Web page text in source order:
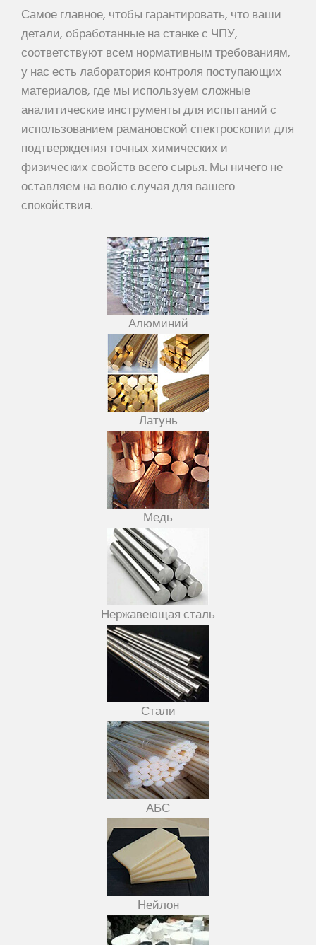
Самое главное, чтобы гарантировать, что ваши
детали, обработанные на станке с ЧПУ,
соответствуют всем нормативным требованиям,
у нас есть лаборатория контроля поступающих
материалов, где мы используем сложные
аналитические инструменты для испытаний с
использованием рамановской спектроскопии для
подтверждения точных химических и
физических свойств всего сырья. Мы ничего не
оставляем на волю случая для вашего
спокойствия.
Алюминий
Латунь
Медь
Нержавеющая сталь
Стали
АБС
Нейлон